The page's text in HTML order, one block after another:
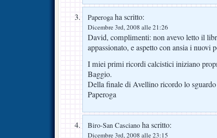
Paperogaha scritto:
Dicembre 3rd, 2008 alle 21:26
David, complimenti: non avevo letto il
appassionato, e aspetto con ansia i nuovi
I miei primi ricordi calcistici iniziano
Baggio.
Della finale di Avellino ricordo lo
Paperoga
Biro-San Casciano ha scritto:
Dicembre 3rd, 2008 alle 23:15